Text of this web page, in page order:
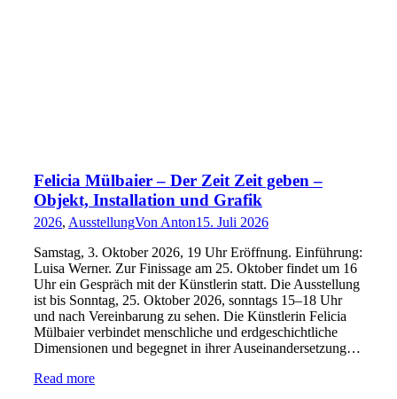
Felicia Mülbaier – Der Zeit Zeit geben –
Objekt, Installation und Grafik
2026, AusstellungVon Anton15. Juli 2026
Samstag, 3. Oktober 2026, 19 Uhr Eröffnung. Einführung:
Luisa Werner. Zur Finissage am 25. Oktober findet um 16
Uhr ein Gespräch mit der Künstlerin statt. Die Ausstellung
ist bis Sonntag, 25. Oktober 2026, sonntags 15–18 Uhr
und nach Vereinbarung zu sehen. Die Künstlerin Felicia
Mülbaier verbindet menschliche und erdgeschichtliche
Dimensionen und begegnet in ihrer Auseinandersetzung…
Read more